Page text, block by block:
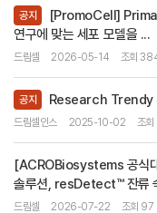
공지
[PromoCell]
연구에 맞는 세포 모델을 ...
드림셀 2026-05-14 조회
공지 Research Trendy
드림셀인스 2025-10-02 조
[ACROBiosystems 공식
솔루션, resDetect™ 잔류
드림셀 2026-07-22 조회 97